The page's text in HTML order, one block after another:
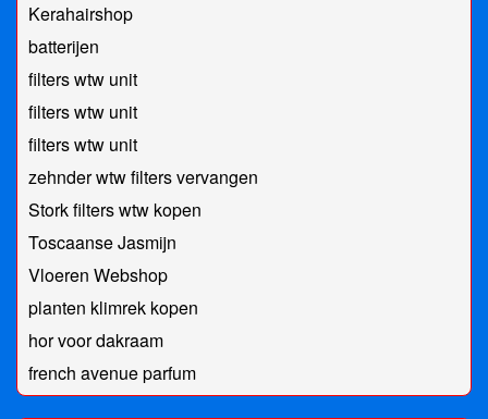
Kerahairshop
batterijen
filters wtw unit
filters wtw unit
filters wtw unit
zehnder wtw filters vervangen
Stork filters wtw kopen
Toscaanse Jasmijn
Vloeren Webshop
planten klimrek kopen
hor voor dakraam
french avenue parfum